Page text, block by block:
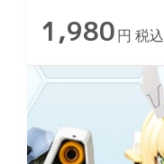
1,980 円 税込